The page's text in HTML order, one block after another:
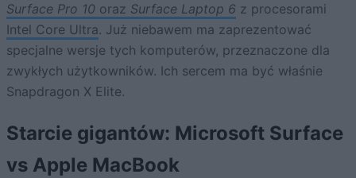
Surface Pro 10 oraz Surface Laptop 6 z procesorami
Intel Core Ultra. Już niebawem ma zaprezentować
specjalne wersje tych komputerów, przeznaczone dla
zwykłych użytkowników. Ich sercem ma być właśnie
Snapdragon X Elite.
Starcie gigantów: Microsoft Surface
vs Apple MacBook